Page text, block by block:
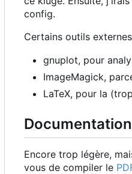
config.
Certains outils
gnuplot, pour
ImageMagick,
LaTeX, pour la
Documentation
Encore trop légère,
vous de compiler le